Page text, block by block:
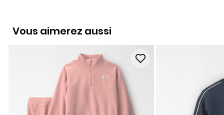
Vous aimerez aussi